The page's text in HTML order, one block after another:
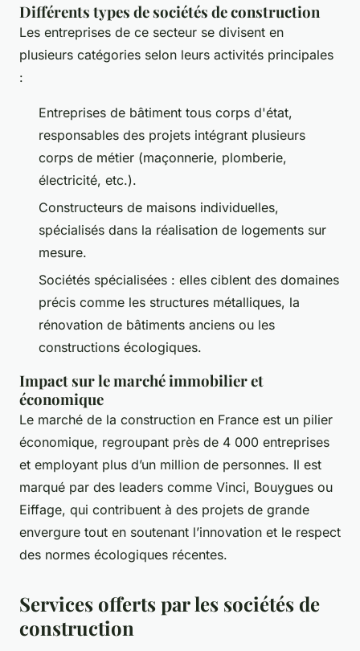
Différents types de sociétés de construction
Les entreprises de ce secteur se divisent en
plusieurs catégories selon leurs activités principales
:
Entreprises de bâtiment tous corps d'état,
responsables des projets intégrant plusieurs
corps de métier (maçonnerie, plomberie,
électricité, etc.).
Constructeurs de maisons individuelles,
spécialisés dans la réalisation de logements sur
mesure.
Sociétés spécialisées : elles ciblent des domaines
précis comme les structures métalliques, la
rénovation de bâtiments anciens ou les
constructions écologiques.
Impact sur le marché immobilier et
économique
Le marché de la construction en France est un pilier
économique, regroupant près de 4 000 entreprises
et employant plus d’un million de personnes. Il est
marqué par des leaders comme Vinci, Bouygues ou
Eiffage, qui contribuent à des projets de grande
envergure tout en soutenant l’innovation et le respect
des normes écologiques récentes.
Services offerts par les sociétés de
construction